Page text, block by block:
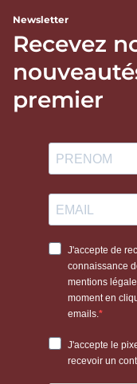
Newsletter
Recevez
premier